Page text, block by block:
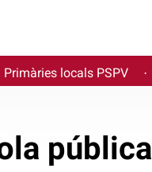
Primàries locals PSPV ·
pública